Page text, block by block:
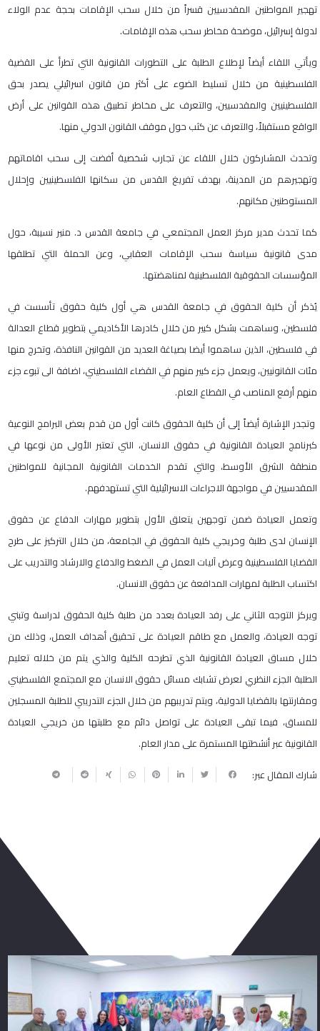
تهجير المواطنين المقدسيين قسراً من خلال سحب الإقامات بحجة عدم الولاء
لدولة إسرائيل، موضحة مخاطر سحب هذه الإقامات.
ويأتي اللقاء أيضاً لإطلاع الطلبة على التطورات القانونية التي تطرأ على القضية
الفلسطينية من خلال تسليط الضوء على أكثر من قانون اسرائيلي يصدر بحق
الفلسطينيين والمقدسيين، والتعرف على مخاطر تطبيق هذه القوانين على أرض
الواقع مستقبلاً، والتعرف عن كثب حول موقف القانون الدولي منها.
وتحدث المشاركون خلال اللقاء عن تجارب شخصية أفضت إلى سحب اقاماتهم
وتهجيرهم من المدينة، بهدف تفريغ القدس من سكانها الفلسطينيين وإحلال
المستوطنين مكانهم.
كما تحدث مدير مركز العمل المجتمعي في جامعة القدس د. منير نسيبة، حول
مدى قانونية سياسة سحب الإقامات العقابي، وعن الحملة التي تطلقها
المؤسسات الحقوقية الفلسطينية لمناهضتها.
يُذكر أن كلية الحقوق في جامعة القدس هي أول كلية حقوق تأسست في
فلسطين، وساهمت بشكل كبير من خلال كادرها الأكاديمي بتطوير قطاع العدالة
في فلسطين، الذين ساهموا أيضا بصياغة العديد من القوانين النافذة، وتخرج منها
مئات القانونيين، ويعمل جزء كبير منهم في القضاء الفلسطيني، اضافة الى تبوء جزء
منهم أرفع المناصب في القطاع العام.
وتجدر الإشارة أيضاً إلى أن كلية الحقوق كانت أول من قدم بعض البرامج النوعية
كبرنامج العيادة القانونية في حقوق الانسان، التي تعتبر الأولى من نوعها في
منطقة الشرق الأوسط، والتي تقدم الخدمات القانونية المجانية للمواطنين
المقدسيين في مواجهة الاجراءات الاسرائيلية التي تستهدفهم.
وتعمل العيادة ضمن توجهين يتعلق الأول بتطوير مهارات الدفاع عن حقوق
الإنسان لدى طلبة وخريجي كلية الحقوق في الجامعة، من خلال التركيز على طرح
القضايا الفلسطينية وعرض آليات العمل في الضغط والدفاع والارشاد والتدريب على
اكتساب الطلبة لمهارات المدافعة عن حقوق الانسان.
ويركز التوجه الثاني على رفد العيادة بعدد من طلبة كلية الحقوق لدراسة وتبني
توجه العيادة، والعمل مع طاقم العيادة على تحقيق أهداف العمل، وذلك من
خلال مساق العيادة القانونية الذي تطرحه الكلية والذي يتم من خلاله تعليم
الطلبة الجزء النظري لعرض تشابك مسائل حقوق الانسان مع المجتمع الفلسطيني
ومقارنتها بالقضايا الدولية، ويتم تدريبهم من خلال الجزء التدريبي للطلبة المسجلين
للمساق، فيما تبقى العيادة على تواصل دائم مع طلبتها من خريجي العيادة
القانونية عبر أنشطتها المستمرة على مدار العام.
شارك المقال عبر: